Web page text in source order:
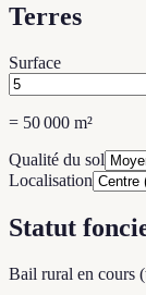
Terres
Surface
= 50 000 m²
Qualité du sol
Localisation
Statut
Bail rural en cours